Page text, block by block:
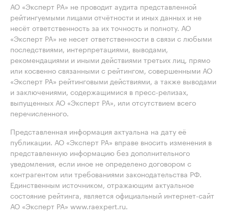
АО «Эксперт РА» не проводит аудита представленной
рейтингуемыми лицами отчётности и иных данных и не
несёт ответственность за их точность и полноту. АО
«Эксперт РА» не несет ответственности в связи с любыми
последствиями, интерпретациями, выводами,
рекомендациями и иными действиями третьих лиц, прямо
или косвенно связанными с рейтингом, совершенными АО
«Эксперт РА» рейтинговыми действиями, а также выводами
и заключениями, содержащимися в пресс-релизах,
выпущенных АО «Эксперт РА», или отсутствием всего
перечисленного.
Представленная информация актуальна на дату её
публикации. АО «Эксперт РА» вправе вносить изменения в
представленную информацию без дополнительного
уведомления, если иное не определено договором с
контрагентом или требованиями законодательства РФ.
Единственным источником, отражающим актуальное
состояние рейтинга, является официальный интернет-сайт
АО «Эксперт РА» www.raexpert.ru.